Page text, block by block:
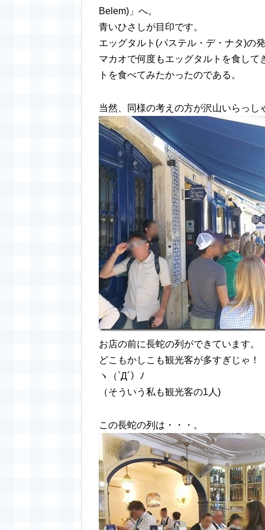
Belem)」へ。
青いひさしが目印です。
エッグタルト(パステル・デ・ナタ)の
マカオで何度もエッグタルトを食し
トを食べてみたかったのである。
当然、同様の考えの方が沢山いらっし
お店の前に長蛇の列ができています。
どこもかしこも観光客が多すぎじゃ！
ヽ（`Д´）ﾉ
（そういう私も観光客の1人)
この長蛇の列は・・・。